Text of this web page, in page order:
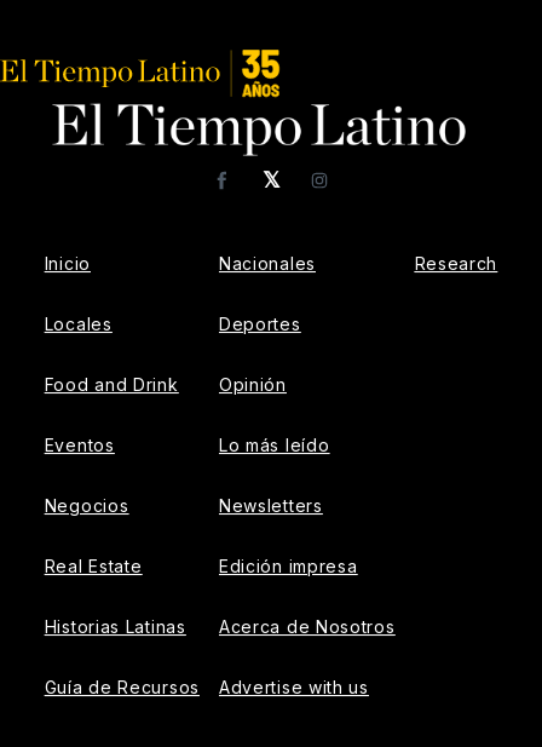
𝕏
FacebookInstagram
Inicio
Locales
Food and Drink
Eventos
Negocios
Real Estate
Historias Latinas
Guía de Recursos
Nacionales
Deportes
Opinión
Lo más leído
Newsletters
Edición impresa
Acerca de Nosotros
Advertise with us
Research